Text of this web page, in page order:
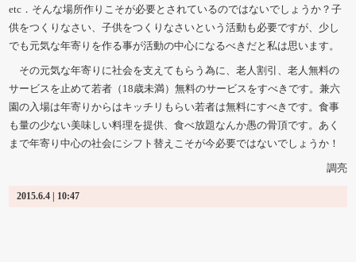
etc．そんな場所作りこそが必要とされているのではないでしょうか？子
供をつくりなさい、子供をつくりなさいという活動も必要ですが、少し
でも元気な年寄りを作る事が活動の中心になるべきだと私は思います。
その元気な年寄りに社会を支えてもらう為に、老人割引、老人無料の
サービスを止めて若者（18歳未満）無料のサービスをすべきです。兼六
園の入場は年寄りからはキッチリもらい若者は無料にすべきです。食事
も量の少ない美味しい料理を提供、食べ放題なんか愚の骨頂です。あく
まで年寄り中心の社会にシフト替えこそが今必要ではないでしょうか！
調亮
2015.6.4 | 10:47